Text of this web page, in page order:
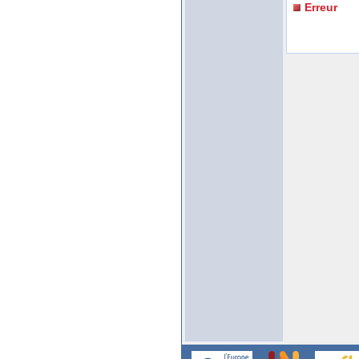
Erreur